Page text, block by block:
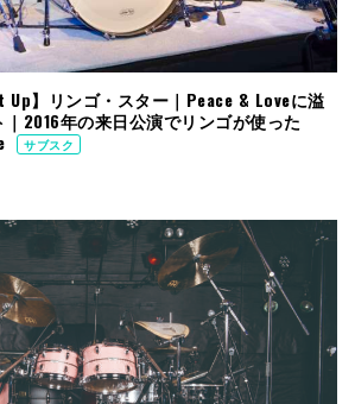
Up】リンゴ・スター｜Peace & Loveに溢
2016年の来日公演でリンゴが使った
サブスク